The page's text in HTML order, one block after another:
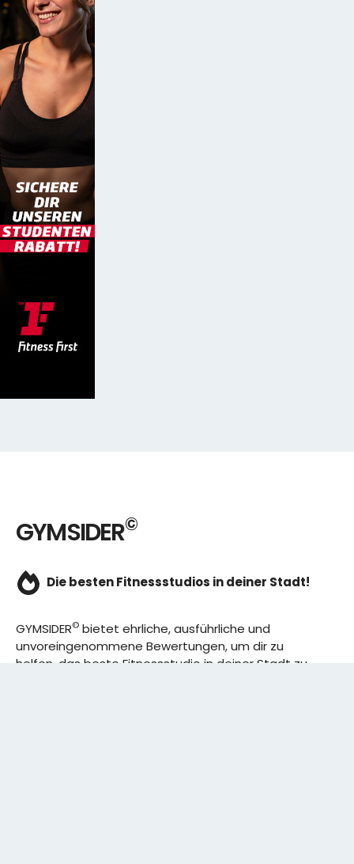
GYMSIDER©
Die besten Fitnessstudios in deiner Stadt!
GYMSIDER© bietet ehrliche, ausführliche und
unvoreingenommene Bewertungen, um dir zu
helfen, das beste Fitnessstudio in deiner Stadt zu